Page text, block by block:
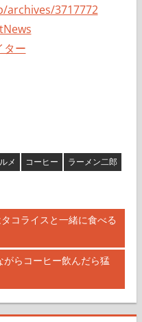
archives/3717772
ター
メ コーヒー
ラーメン二郎
コライスと一緒に食べる
らコーヒー飲んだら猛